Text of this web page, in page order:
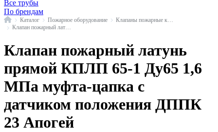
Все трубы
По брендам
ГлавнаяКаталог Пожарное оборудование
Клапан пожарный латунь КПЛП прямой с датчиком положения Апогей
Клапан пожарный латунь
прямой КПЛП 65-1 Ду65 1,6
МПа муфта-цапка с
датчиком положения ДППК
23 Апогей